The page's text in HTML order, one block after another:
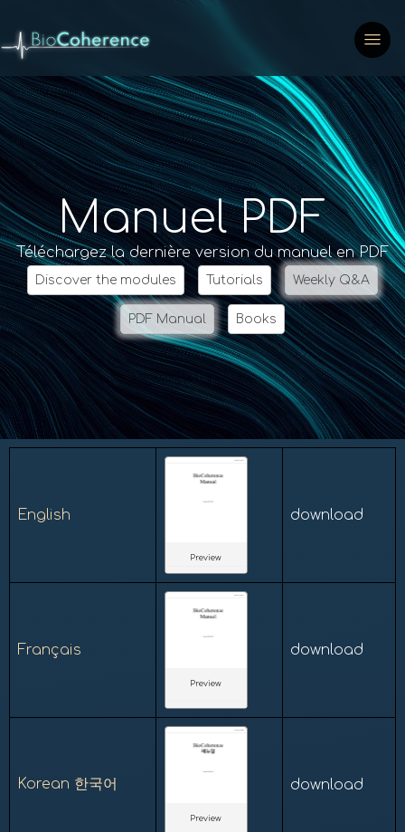
Manuel PDF
Téléchargez la dernière version du manuel en PDF
Discover the modules Tutorials Weekly Q&A
PDF Manual Books
English
Preview
download
Français
Preview
download
Korean 한국어
Preview
download